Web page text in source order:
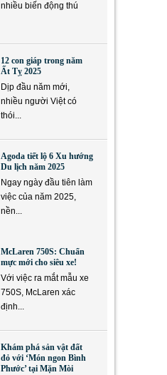
nhiều biến động thú
12 con giáp trong năm
Ất Tỵ 2025
Dịp đầu năm mới,
nhiều người Việt có
thói...
Agoda tiết lộ 6 Xu hướng
Du lịch năm 2025
Ngay ngày đầu tiên làm
việc của năm 2025,
nền...
McLaren 750S: Chuẩn
mực mới cho siêu xe!
Với việc ra mắt mẫu xe
750S, McLaren xác
định...
Khám phá sản vật đất
đỏ với ‘Món ngon Bình
Phước’ tại Mặn Mòi